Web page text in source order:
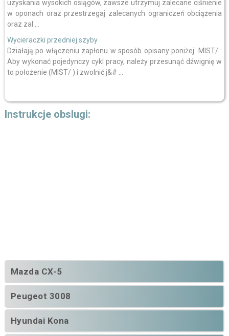
uzyskania wysokich osiągów, zawsze utrzymuj zalecane ciśnienie
w oponach oraz przestrzegaj zalecanych ograniczeń obciążenia
oraz zal ...
Wycieraczki przedniej szyby
Działają po włączeniu zapłonu w sposób opisany poniżej: MIST/ :
Aby wykonać pojedynczy cykl pracy, należy przesunąć dźwignię w
to położenie (MIST/ ) i zwolnić j&# ...
Instrukcje obslugi:
Mazda CX-5
Peugeot 3008
Hyundai Kona